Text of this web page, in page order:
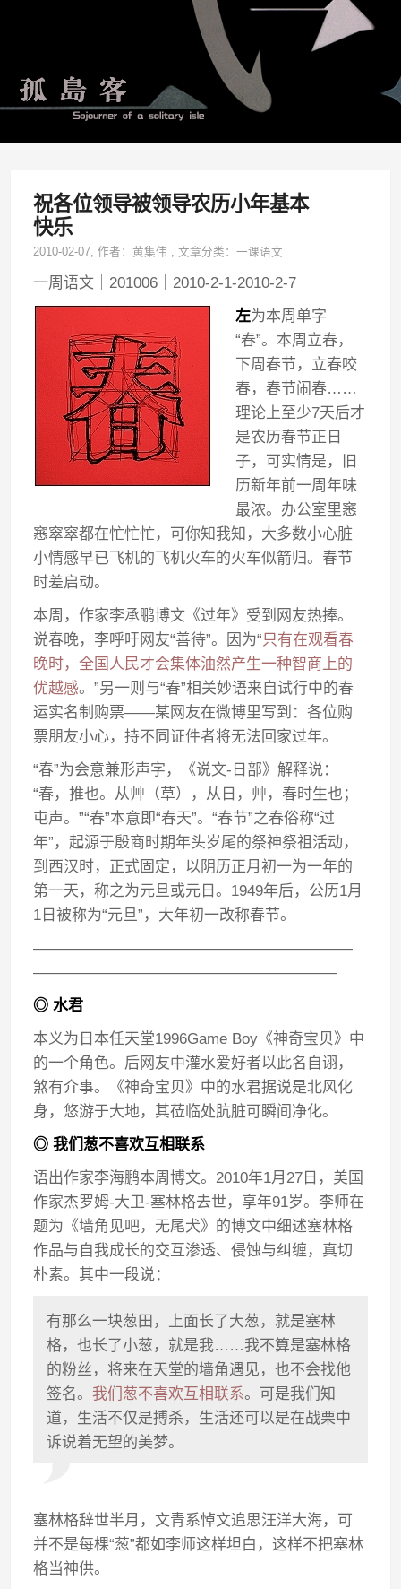
祝各位领导被领导农历小年基本
快乐
2010-02-07, 作者：黄集伟 ,文章分类：一课语文
一周语文｜201006｜2010-2-1-2010-2-7
左为本周单字
“春”。本周立春，
下周春节，立春咬
春，春节闹春……
理论上至少7天后才
是农历春节正日
子，可实情是，旧
历新年前一周年味
最浓。办公室里窸
窸窣窣都在忙忙忙，可你知我知，大多数小心脏
小情感早已飞机的飞机火车的火车似箭归。春节
时差启动。
本周，作家李承鹏博文《过年》受到网友热捧。
说春晚，李呼吁网友“善待”。因为“只有在观看春
晚时，全国人民才会集体油然产生一种智商上的
优越感。”另一则与“春”相关妙语来自试行中的春
运实名制购票——某网友在微博里写到：各位购
票朋友小心，持不同证件者将无法回家过年。
“春”为会意兼形声字，《说文-日部》解释说：
“春，推也。从艸（草），从日，艸，春时生也；
屯声。”“春”本意即“春天”。“春节”之春俗称“过
年”，起源于殷商时期年头岁尾的祭神祭祖活动，
到西汉时，正式固定，以阴历正月初一为一年的
第一天，称之为元旦或元日。1949年后，公历1月
1日被称为“元旦”，大年初一改称春节。
—————————————————————
————————————————————
◎水君
本义为日本任天堂1996Game Boy《神奇宝贝》中
的一个角色。后网友中灌水爱好者以此名自诩，
煞有介事。《神奇宝贝》中的水君据说是北风化
身，悠游于大地，其莅临处肮脏可瞬间净化。
◎我们葱不喜欢互相联系
语出作家李海鹏本周博文。2010年1月27日，美国
作家杰罗姆-大卫-塞林格去世，享年91岁。李师在
题为《墙角见吧，无尾犬》的博文中细述塞林格
作品与自我成长的交互渗透、侵蚀与纠缠，真切
朴素。其中一段说：
有那么一块葱田，上面长了大葱，就是塞林
格，也长了小葱，就是我……我不算是塞林格
的粉丝，将来在天堂的墙角遇见，也不会找他
签名。我们葱不喜欢互相联系。可是我们知
道，生活不仅是搏杀，生活还可以是在战栗中
诉说着无望的美梦。
塞林格辞世半月，文青系悼文追思汪洋大海，可
并不是每棵“葱”都如李师这样坦白，这样不把塞林
格当神供。